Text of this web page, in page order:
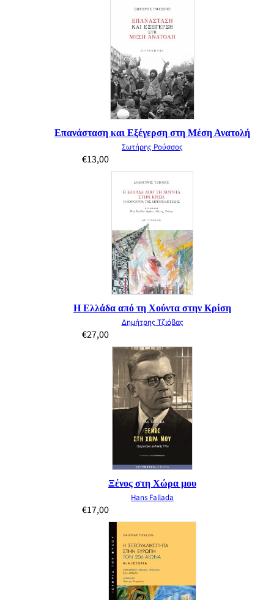
Επανάσταση και Εξέγερση στη Μέση Ανατολή
Σωτήρης Ρούσσος
€13,00
Η Ελλάδα από τη Χούντα στην Κρίση
Δημήτρης Τζιόβας
€27,00
Ξένος στη Χώρα μου
Hans Fallada
€17,00